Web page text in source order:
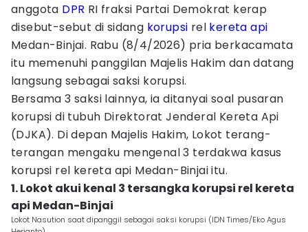
anggota DPR RI fraksi Partai Demokrat kerap
disebut-sebut di sidang korupsi rel kereta api
Medan-Binjai. Rabu (8/4/2026) pria berkacamata
itu memenuhi panggilan Majelis Hakim dan datang
langsung sebagai saksi korupsi.
Bersama 3 saksi lainnya, ia ditanyai soal pusaran
korupsi di tubuh Direktorat Jenderal Kereta Api
(DJKA). Di depan Majelis Hakim, Lokot terang-
terangan mengaku mengenal 3 terdakwa kasus
korupsi rel kereta api Medan-Binjai itu.
1. Lokot akui kenal 3 tersangka korupsi rel kereta
api Medan-Binjai
Lokot Nasution saat dipanggil sebagai saksi korupsi (IDN Times/Eko Agus